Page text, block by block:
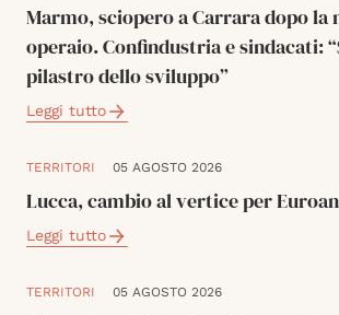
Marmo, sciopero a Carrara dopo la
operaio. Confindustria e sindacati:
pilastro dello sviluppo”
Leggi tutto
TERRITORI 05 AGOSTO 2026
Lucca, cambio al vertice per
Leggi tutto
TERRITORI 05 AGOSTO 2026